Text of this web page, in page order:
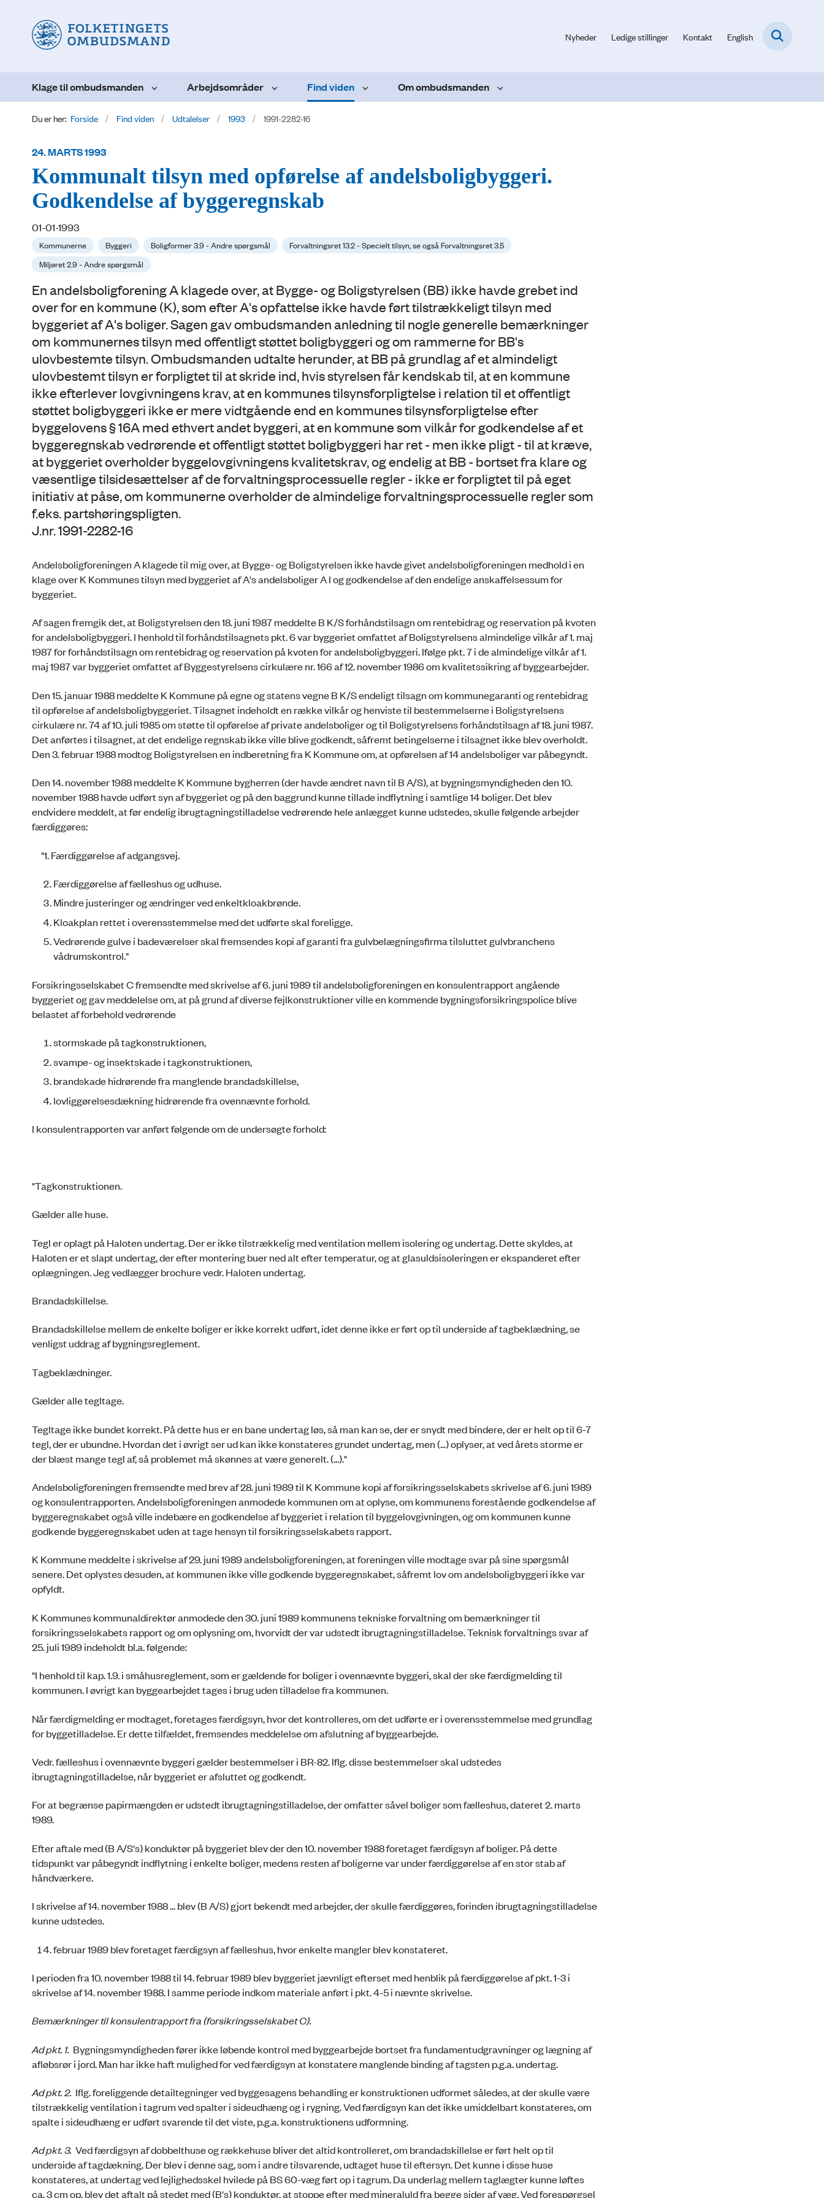
Nyheder Ledige stillinger Kontakt English
Klage til ombudsmanden Arbejdsområder Find viden Om ombudsmanden
Du er her: Forside Find viden Udtalelser 1993 1991-2282-16
24. MARTS 1993
Kommunalt tilsyn med opførelse af andelsboligbyggeri.
Godkendelse af byggeregnskab
01-01-1993
Kommunerne Byggeri Boligformer 3.9 - Andre spørgsmål
Forvaltningsret 13.2 - Specielt tilsyn, se også Forvaltningsret 3.5
Miljøret 2.9 - Andre spørgsmål
En andelsboligforening A klagede over, at Bygge- og Boligstyrelsen (BB) ikke havde grebet ind
over for en kommune (K), som efter A's opfattelse ikke havde ført tilstrækkeligt tilsyn med
byggeriet af A's boliger. Sagen gav ombudsmanden anledning til nogle generelle bemærkninger
om kommunernes tilsyn med offentligt støttet boligbyggeri og om rammerne for BB's
ulovbestemte tilsyn. Ombudsmanden udtalte herunder, at BB på grundlag af et almindeligt
ulovbestemt tilsyn er forpligtet til at skride ind, hvis styrelsen får kendskab til, at en kommune
ikke efterlever lovgivningens krav, at en kommunes tilsynsforpligtelse i relation til et offentligt
støttet boligbyggeri ikke er mere vidtgående end en kommunes tilsynsforpligtelse efter
byggelovens § 16A med ethvert andet byggeri, at en kommune som vilkår for godkendelse af et
byggeregnskab vedrørende et offentligt støttet boligbyggeri har ret - men ikke pligt - til at kræve,
at byggeriet overholder byggelovgivningens kvalitetskrav, og endelig at BB - bortset fra klare og
væsentlige tilsidesættelser af de forvaltningsprocessuelle regler - ikke er forpligtet til på eget
initiativ at påse, om kommunerne overholder de almindelige forvaltningsprocessuelle regler som
f.eks. partshøringspligten.
J.nr. 1991-2282-16
Andelsboligforeningen A klagede til mig over, at Bygge- og Boligstyrelsen ikke havde givet andelsboligforeningen medhold i en
klage over K Kommunes tilsyn med byggeriet af A's andelsboliger A I og godkendelse af den endelige anskaffelsessum for
byggeriet.
Af sagen fremgik det, at Boligstyrelsen den 18. juni 1987 meddelte B K/S forhåndstilsagn om rentebidrag og reservation på kvoten
for andelsboligbyggeri. I henhold til forhåndstilsagnets pkt. 6 var byggeriet omfattet af Boligstyrelsens almindelige vilkår af 1. maj
1987 for forhåndstilsagn om rentebidrag og reservation på kvoten for andelsboligbyggeri. Ifølge pkt. 7 i de almindelige vilkår af 1.
maj 1987 var byggeriet omfattet af Byggestyrelsens cirkulære nr. 166 af 12. november 1986 om kvalitetssikring af byggearbejder.
Den 15. januar 1988 meddelte K Kommune på egne og statens vegne B K/S endeligt tilsagn om kommunegaranti og rentebidrag
til opførelse af andelsboligbyggeriet. Tilsagnet indeholdt en række vilkår og henviste til bestemmelserne i Boligstyrelsens
cirkulære nr. 74 af 10. juli 1985 om støtte til opførelse af private andelsboliger og til Boligstyrelsens forhåndstilsagn af 18. juni 1987.
Det anførtes i tilsagnet, at det endelige regnskab ikke ville blive godkendt, såfremt betingelserne i tilsagnet ikke blev overholdt.
Den 3. februar 1988 modtog Boligstyrelsen en indberetning fra K Kommune om, at opførelsen af 14 andelsboliger var påbegyndt.
Den 14. november 1988 meddelte K Kommune bygherren (der havde ændret navn til B A/S), at bygningsmyndigheden den 10.
november 1988 havde udført syn af byggeriet og på den baggrund kunne tillade indflytning i samtlige 14 boliger. Det blev
endvidere meddelt, at før endelig ibrugtagningstilladelse vedrørende hele anlægget kunne udstedes, skulle følgende arbejder
færdiggøres:
"1. Færdiggørelse af adgangsvej.
Færdiggørelse af fælleshus og udhuse.
Mindre justeringer og ændringer ved enkeltkloakbrønde.
Kloakplan rettet i overensstemmelse med det udførte skal foreligge.
Vedrørende gulve i badeværelser skal fremsendes kopi af garanti fra gulvbelægningsfirma tilsluttet gulvbranchens
vådrumskontrol."
Forsikringsselskabet C fremsendte med skrivelse af 6. juni 1989 til andelsboligforeningen en konsulentrapport angående
byggeriet og gav meddelelse om, at på grund af diverse fejlkonstruktioner ville en kommende bygningsforsikringspolice blive
belastet af forbehold vedrørende
stormskade på tagkonstruktionen,
svampe- og insektskade i tagkonstruktionen,
brandskade hidrørende fra manglende brandadskillelse,
lovliggørelsesdækning hidrørende fra ovennævnte forhold.
I konsulentrapporten var anført følgende om de undersøgte forhold:
"Tagkonstruktionen.
Gælder alle huse.
Tegl er oplagt på Haloten undertag. Der er ikke tilstrækkelig med ventilation mellem isolering og undertag. Dette skyldes, at
Haloten er et slapt undertag, der efter montering buer ned alt efter temperatur, og at glasuldsisoleringen er ekspanderet efter
oplægningen. Jeg vedlægger brochure vedr. Haloten undertag.
Brandadskillelse.
Brandadskillelse mellem de enkelte boliger er ikke korrekt udført, idet denne ikke er ført op til underside af tagbeklædning, se
venligst uddrag af bygningsreglement.
Tagbeklædninger.
Gælder alle tegltage.
Tegltage ikke bundet korrekt. På dette hus er en bane undertag løs, så man kan se, der er snydt med bindere, der er helt op til 6-7
tegl, der er ubundne. Hvordan det i øvrigt ser ud kan ikke konstateres grundet undertag, men (...) oplyser, at ved årets storme er
der blæst mange tegl af, så problemet må skønnes at være generelt. (...)."
Andelsboligforeningen fremsendte med brev af 28. juni 1989 til K Kommune kopi af forsikringsselskabets skrivelse af 6. juni 1989
og konsulentrapporten. Andelsboligforeningen anmodede kommunen om at oplyse, om kommunens forestående godkendelse af
byggeregnskabet også ville indebære en godkendelse af byggeriet i relation til byggelovgivningen, og om kommunen kunne
godkende byggeregnskabet uden at tage hensyn til forsikringsselskabets rapport.
K Kommune meddelte i skrivelse af 29. juni 1989 andelsboligforeningen, at foreningen ville modtage svar på sine spørgsmål
senere. Det oplystes desuden, at kommunen ikke ville godkende byggeregnskabet, såfremt lov om andelsboligbyggeri ikke var
opfyldt.
K Kommunes kommunaldirektør anmodede den 30. juni 1989 kommunens tekniske forvaltning om bemærkninger til
forsikringsselskabets rapport og om oplysning om, hvorvidt der var udstedt ibrugtagningstilladelse. Teknisk forvaltnings svar af
25. juli 1989 indeholdt bl.a. følgende:
"I henhold til kap. 1.9. i småhusreglement, som er gældende for boliger i ovennævnte byggeri, skal der ske færdigmelding til
kommunen. I øvrigt kan byggearbejdet tages i brug uden tilladelse fra kommunen.
Når færdigmelding er modtaget, foretages færdigsyn, hvor det kontrolleres, om det udførte er i overensstemmelse med grundlag
for byggetilladelse. Er dette tilfældet, fremsendes meddelelse om afslutning af byggearbejde.
Vedr. fælleshus i ovennævnte byggeri gælder bestemmelser i BR-82. Iflg. disse bestemmelser skal udstedes
ibrugtagningstilladelse, når byggeriet er afsluttet og godkendt.
For at begrænse papirmængden er udstedt ibrugtagningstilladelse, der omfatter såvel boliger som fælleshus, dateret 2. marts
1989.
Efter aftale med (B A/S's) konduktør på byggeriet blev der den 10. november 1988 foretaget færdigsyn af boliger. På dette
tidspunkt var påbegyndt indflytning i enkelte boliger, medens resten af boligerne var under færdiggørelse af en stor stab af
håndværkere.
I skrivelse af 14. november 1988 ... blev (B A/S) gjort bekendt med arbejder, der skulle færdiggøres, forinden ibrugtagningstilladelse
kunne udstedes.
februar 1989 blev foretaget færdigsyn af fælleshus, hvor enkelte mangler blev konstateret.
I perioden fra 10. november 1988 til 14. februar 1989 blev byggeriet jævnligt efterset med henblik på færdiggørelse af pkt. 1-3 i
skrivelse af 14. november 1988. I samme periode indkom materiale anført i pkt. 4-5 i nævnte skrivelse.
Bemærkninger til konsulentrapport fra (forsikringsselskabet C).
Ad pkt. 1. Bygningsmyndigheden fører ikke løbende kontrol med byggearbejde bortset fra fundamentudgravninger og lægning af
afløbsrør i jord. Man har ikke haft mulighed for ved færdigsyn at konstatere manglende binding af tagsten p.g.a. undertag.
Ad pkt. 2. Iflg. foreliggende detailtegninger ved byggesagens behandling er konstruktionen udformet således, at der skulle være
tilstrækkelig ventilation i tagrum ved spalter i sideudhæng og i rygning. Ved færdigsyn kan det ikke umiddelbart konstateres, om
spalte i sideudhæng er udført svarende til det viste, p.g.a. konstruktionens udformning.
Ad pkt. 3. Ved færdigsyn af dobbelthuse og rækkehuse bliver det altid kontrolleret, om brandadskillelse er ført helt op til
underside af tagdækning. Der blev i denne sag, som i andre tilsvarende, udtaget huse til eftersyn. Det kunne i disse huse
konstateres, at undertag ved lejlighedsskel hvilede på BS 60-væg ført op i tagrum. Da underlag mellem taglægter kunne løftes
ca. 3 cm op, blev det aftalt på stedet med (B's) konduktør, at stoppe efter med mineraluld fra begge sider af væg. Ved forespørgsel